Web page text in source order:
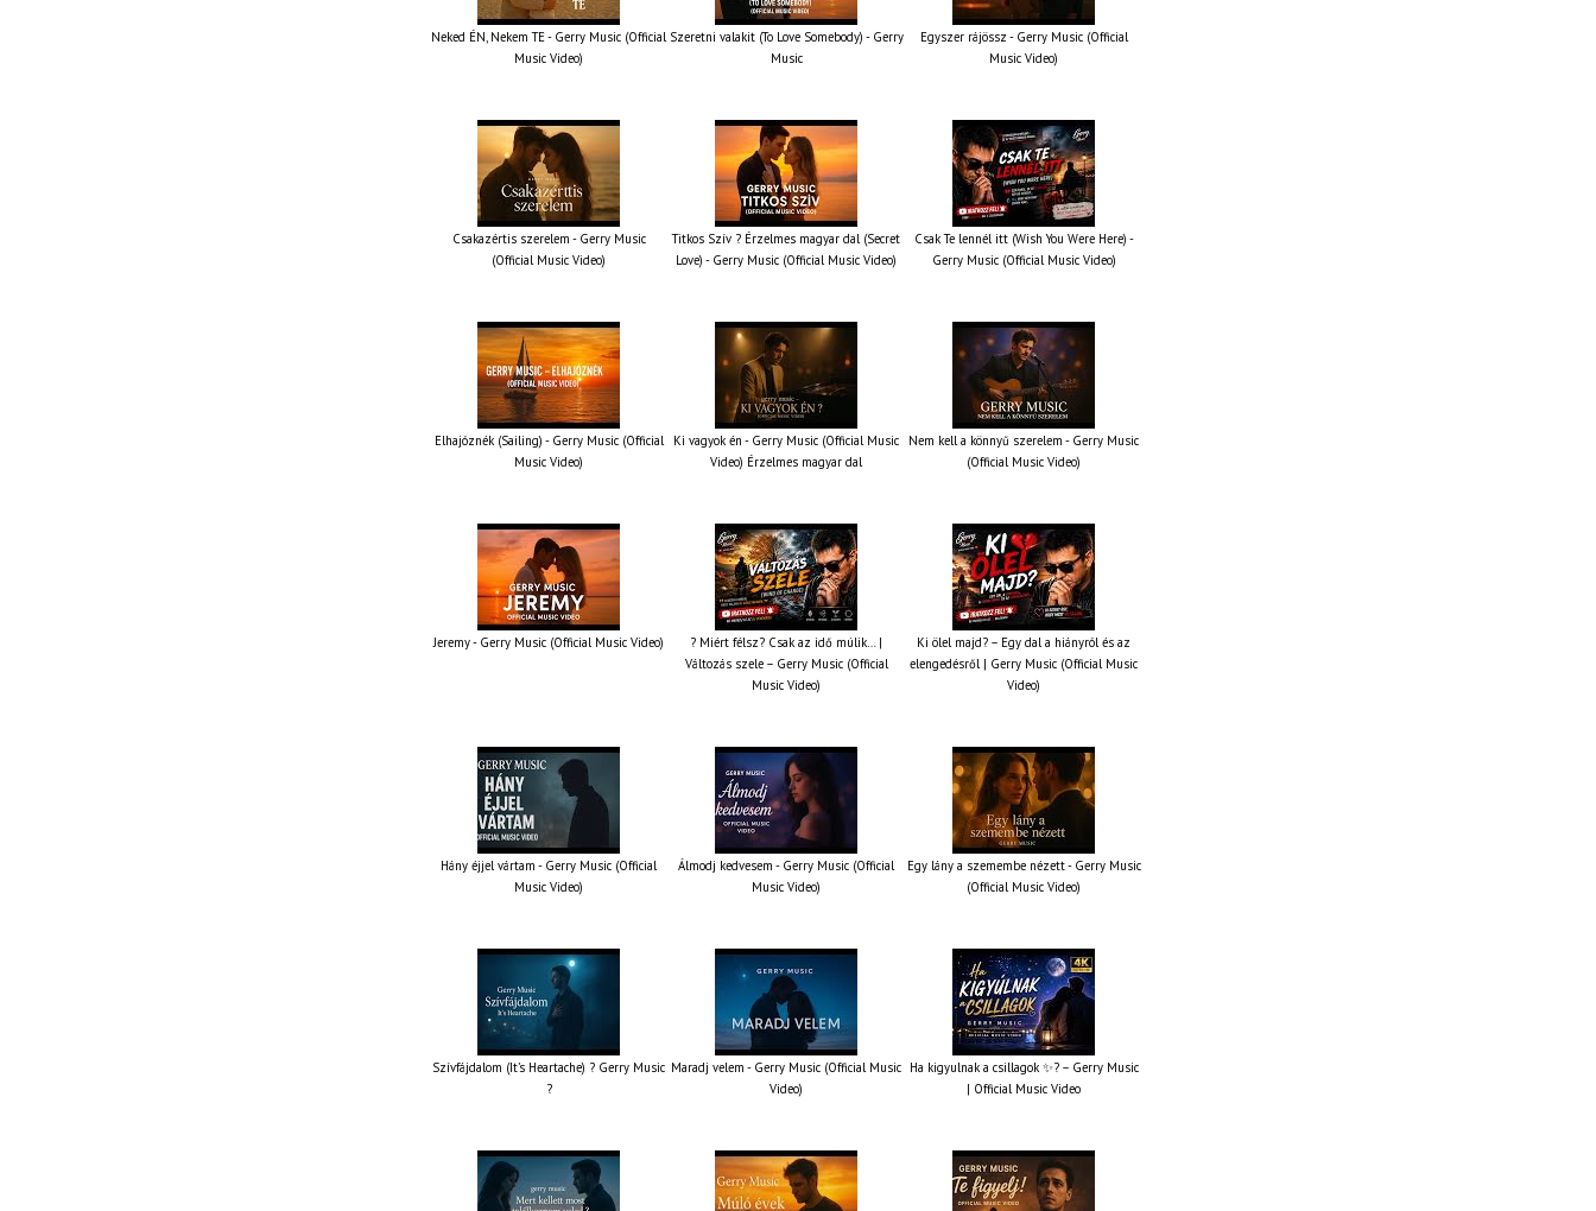
Neked ÉN, Nekem TE - Gerry Music (Official
Music Video)
Szeretni valakit (To Love Somebody) - Gerry
Music
Egyszer rájössz - Gerry Music (Official
Music Video)
Csakazértis szerelem - Gerry Music
(Official Music Video)
Titkos Szív ? Érzelmes magyar dal (Secret
Love) - Gerry Music (Official Music Video)
Csak Te lennél itt (Wish You Were Here) -
Gerry Music (Official Music Video)
Elhajóznék (Sailing) - Gerry Music (Official
Music Video)
Ki vagyok én - Gerry Music (Official Music
Video) Érzelmes magyar dal
Nem kell a könnyű szerelem - Gerry Music
(Official Music Video)
Jeremy - Gerry Music (Official Music Video)
? Miért félsz? Csak az idő múlik… |
Változás szele – Gerry Music (Official
Music Video)
Ki ölel majd? – Egy dal a hiányról és az
elengedésről | Gerry Music (Official Music
Video)
Hány éjjel vártam - Gerry Music (Official
Music Video)
Álmodj kedvesem - Gerry Music (Official
Music Video)
Egy lány a szemembe nézett - Gerry Music
(Official Music Video)
Szívfájdalom (It’s Heartache) ? Gerry Music
?
Maradj velem - Gerry Music (Official Music
Video)
Ha kigyulnak a csillagok ✨? – Gerry Music
| Official Music Video